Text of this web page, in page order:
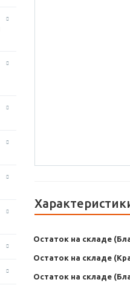
Остаток на складе
Остаток на складе
Остаток на складе